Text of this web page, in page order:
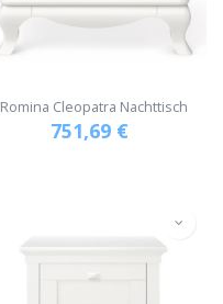
Romina Cleopatra Nachttisch
751,69 €